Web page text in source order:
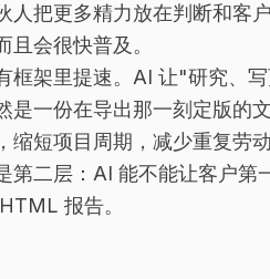
人把更多精力放在判断和客户
且会很快普及。
框架里提速。AI 让"研究、
是一份在导出那一刻定版的文
缩短项目周期，减少重复劳
第二层：AI 能不能让客户第
报告。